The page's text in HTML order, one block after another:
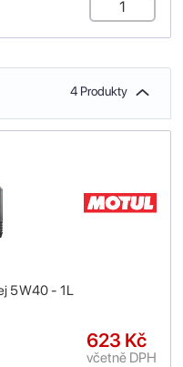
4 Produkty
5W40 - 1L
623 Kč
včetně DPH